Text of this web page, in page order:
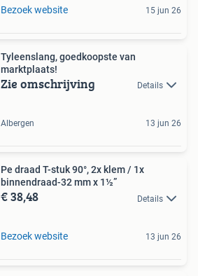
Bezoek website 15 jun 26
Tyleenslang, goedkoopste van
marktplaats!
Zie omschrijving Details
Albergen 13 jun 26
Pe draad T-stuk 90°, 2x klem / 1x
binnendraad-32 mm x 1½”
€ 38,48 Details
Bezoek website 13 jun 26